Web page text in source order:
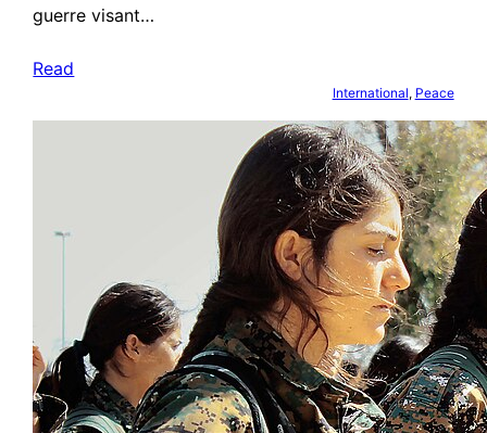
guerre visant…
Read
International, Peace